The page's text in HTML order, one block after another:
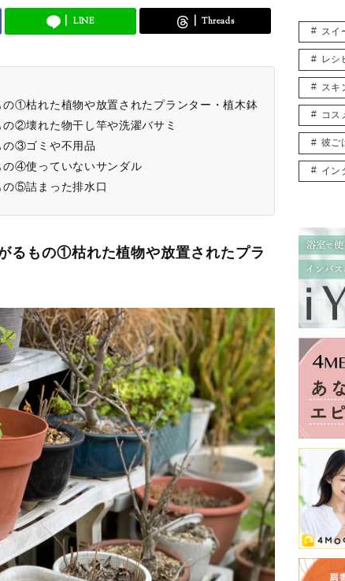
LINE Threads
の①枯れた植物や放置されたプランター・植木鉢
の②壊れた物干し竿や洗濯バサミ
の③ゴミや不用品
の④使っていないサンダル
の⑤詰まった排水口
るもの①枯れた植物や放置されたプラ
スイ
レシ
スキ
コス
彼ご
イン